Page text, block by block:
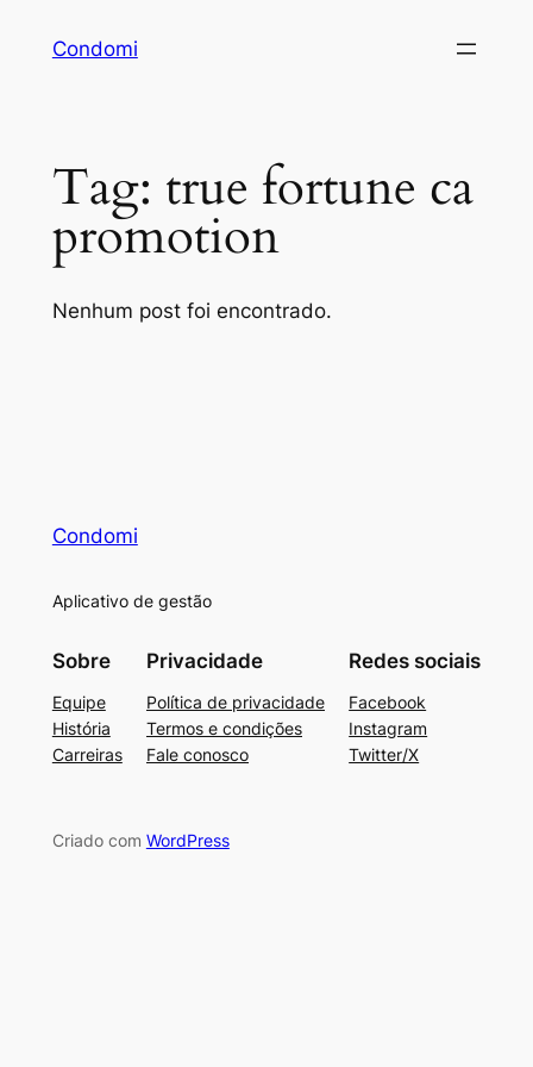
Condomi
Tag: true fortune ca
promotion
Nenhum post foi encontrado.
Condomi
Aplicativo de gestão
Sobre
Equipe
História
Carreiras
Privacidade
Política de privacidade
Termos e condições
Fale conosco
Redes sociais
Facebook
Instagram
Twitter/X
Criado com WordPress